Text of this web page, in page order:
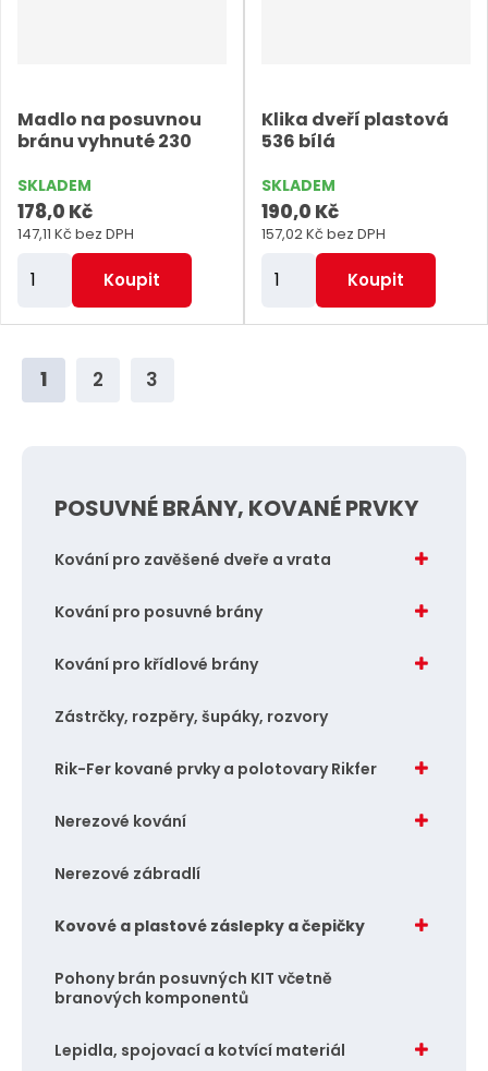
t
t
Madlo na posuvnou
bránu vyhnuté 230
178,0 Kč
147,11 Kč bez DPH
ě
n
Koupit
SKLADEM
Klika dveří plastová
536 bílá
190,0 Kč
157,02 Kč bez DPH
ě
č
t
Koupit
SKLADEM
1 2 3
POSUVNÉ BRÁNY, KOVANÉ PRVKY
Kování pro zavěšené dveře a vrata
Kování pro posuvné brány
Kování pro křídlové brány
Zástrčky, rozpěry, šupáky, rozvory
Rik-Fer kované prvky a polotovary Rikfer
Nerezové kování
Nerezové zábradlí
Kovové a plastové záslepky a čepičky
Pohony brán posuvných KIT včetně
branových komponentů
Lepidla, spojovací a kotvící materiál